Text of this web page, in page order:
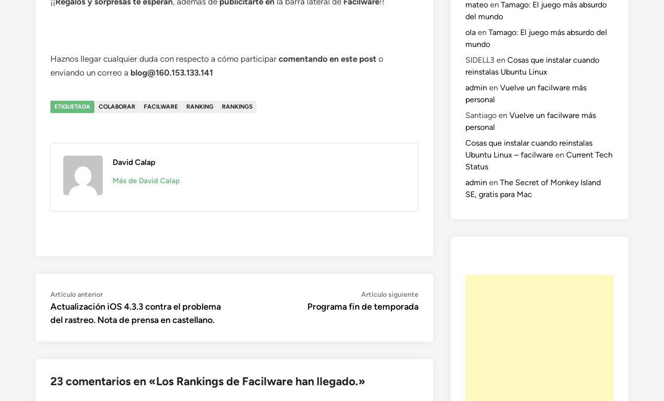
Haznos llegar cualquier duda con respecto a cómo participar comentando en este post o
enviando un correo a blog@160.153.133.141
ETIQUETADA COLABORAR FACILWARE RANKING RANKINGS
David Calap
Más de David Calap
Navegación
de
entradas
Artículo anteriorArtículo
anterior:
Actualización iOS 4.3.3 contra el problema
del rastreo. Nota de prensa en castellano.
Artículo siguienteArtículo
siguiente:
Programa fin de temporada
23 comentarios en «Los Rankings de Facilware han llegado.»
mateo en Tamago: El juego más absurdo
del mundo
ola en Tamago: El juego más absurdo del
mundo
SIDELL3 en Cosas que instalar cuando
reinstalas Ubuntu Linux
admin en Vuelve un facilware más
personal
Santiago en Vuelve un facilware más
personal
Cosas que instalar cuando reinstalas
Ubuntu Linux – facilware en Current Tech
Status
admin en The Secret of Monkey Island
SE, gratis para Mac